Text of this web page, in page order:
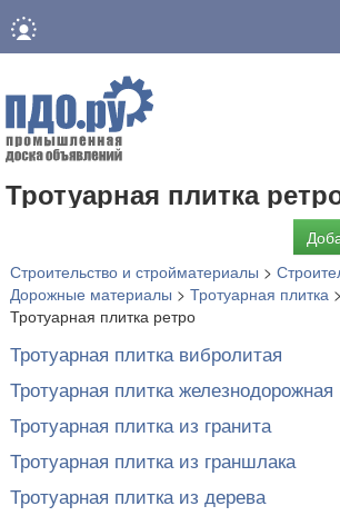
Тротуарная плитка
Строительство и стройматериалы >
Дорожные материалы > Тротуарная плитка >
Тротуарная плитка ретро
Тротуарная плитка вибролитая
Тротуарная плитка железнодорожная
Тротуарная плитка из гранита
Тротуарная плитка из граншлака
Тротуарная плитка из дерева